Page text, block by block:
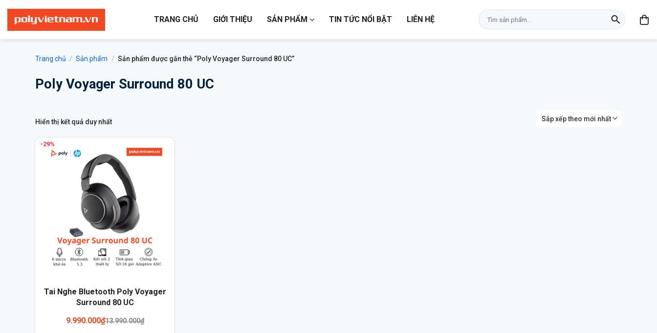
nội
dung
TRANG CHỦ GIỚI THIỆU SẢN PHẨM TIN TỨC NỔI BẬT LIÊN HỆ
Tìm
kiếm:
Trang chủ / Sản phẩm / Sản phẩm được gắn thẻ “Poly Voyager Surround 80 UC”
Poly Voyager Surround 80 UC
Hiển thị kết quả duy nhất
-29%
Tai Nghe Bluetooth Poly Voyager
Surround 80 UC
13.990.000₫
Giá
9.990.000₫Giá